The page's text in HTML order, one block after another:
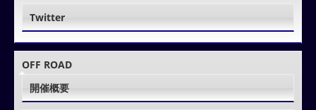
Twitter
OFF ROAD
開催概要